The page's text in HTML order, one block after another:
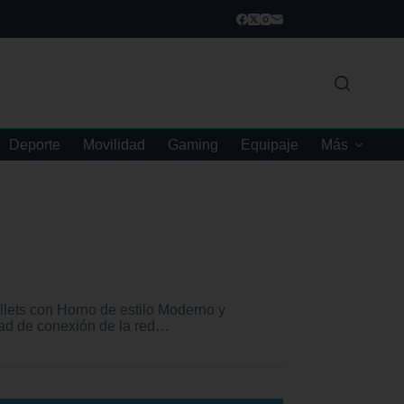
Deporte Movilidad Gaming Equipaje Más
con Horno de estilo Moderno y
de conexión de la red…